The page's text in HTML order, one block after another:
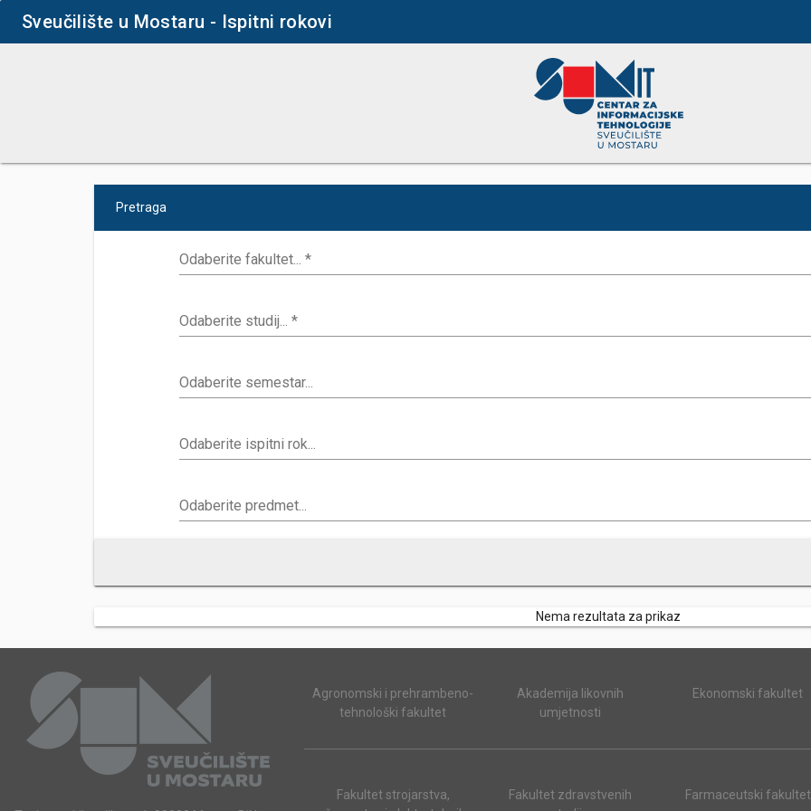
Sveučilište u Mostaru - Ispitni rokovi
Pretraga
Odaberite fakultet... *
Odaberite studij... *
Odaberite semestar...
Odaberite ispitni rok...
Odaberite predmet...
Nema rezultata za prikaz
Agronomski i prehrambeno-
tehnološki fakultet
Akademija likovnih
umjetnosti
Ekonomski fakultet
Fakultet strojarstva,
Fakultet zdravstvenih
Farmaceutski fakultet